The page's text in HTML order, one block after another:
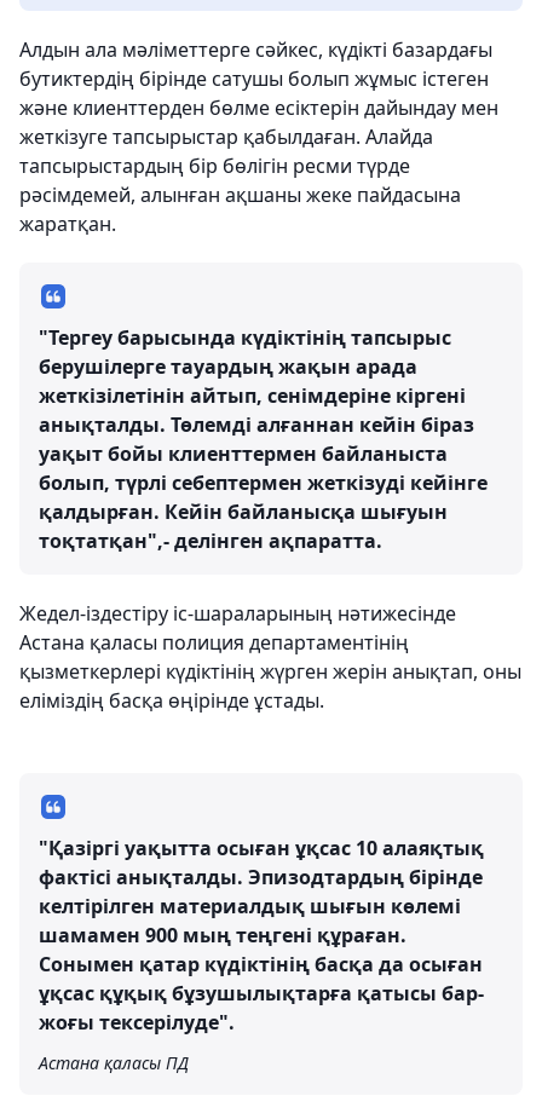
Алдын ала мәліметтерге сәйкес, күдікті базардағы
бутиктердің бірінде сатушы болып жұмыс істеген
және клиенттерден бөлме есіктерін дайындау мен
жеткізуге тапсырыстар қабылдаған. Алайда
тапсырыстардың бір бөлігін ресми түрде
рәсімдемей, алынған ақшаны жеке пайдасына
жаратқан.
"Тергеу барысында күдіктінің тапсырыс
берушілерге тауардың жақын арада
жеткізілетінін айтып, сенімдеріне кіргені
анықталды. Төлемді алғаннан кейін біраз
уақыт бойы клиенттермен байланыста
болып, түрлі себептермен жеткізуді кейінге
қалдырған. Кейін байланысқа шығуын
тоқтатқан",- делінген ақпаратта.
Жедел-іздестіру іс-шараларының нәтижесінде
Астана қаласы полиция департаментінің
қызметкерлері күдіктінің жүрген жерін анықтап, оны
еліміздің басқа өңірінде ұстады.
"Қазіргі уақытта осыған ұқсас 10 алаяқтық
фактісі анықталды. Эпизодтардың бірінде
келтірілген материалдық шығын көлемі
шамамен 900 мың теңгені құраған.
Сонымен қатар күдіктінің басқа да осыған
ұқсас құқық бұзушылықтарға қатысы бар-
жоғы тексерілуде".
Астана қаласы ПД